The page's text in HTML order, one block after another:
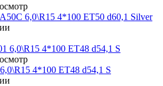
6,0\R15 4*100 ET50 d60,1 Silver
4*100 ET48 d54,1 S